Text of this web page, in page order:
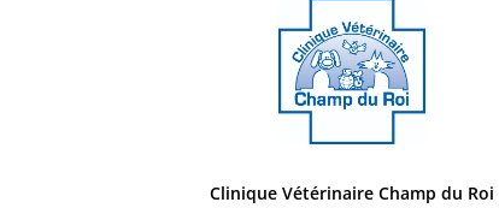
Clinique Vétérinaire Champ du Roi